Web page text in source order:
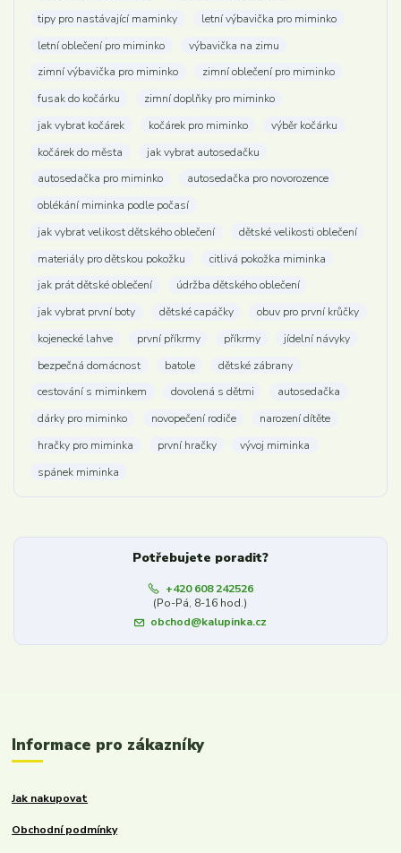
tipy pro nastávající maminky
letní výbavička pro miminko
letní oblečení pro miminko
výbavička na zimu
zimní výbavička pro miminko
zimní oblečení pro miminko
fusak do kočárku
zimní doplňky pro miminko
jak vybrat kočárek
kočárek pro miminko
výběr kočárku
kočárek do města
jak vybrat autosedačku
autosedačka pro miminko
autosedačka pro novorozence
oblékání miminka podle počasí
jak vybrat velikost dětského oblečení
dětské velikosti oblečení
materiály pro dětskou pokožku
citlivá pokožka miminka
jak prát dětské oblečení
údržba dětského oblečení
jak vybrat první boty
dětské capáčky
obuv pro první krůčky
kojenecké lahve
první příkrmy příkrmy
jídelní návyky
bezpečná domácnost
batole
dětské zábrany
cestování s miminkem
dovolená s dětmi
autosedačka
dárky pro miminko
novopečení rodiče
narození dítěte
hračky pro miminka
první hračky
vývoj miminka
spánek miminka
Potřebujete poradit?
+420 608 242526
(Po-Pá, 8-16 hod.)
obchod@kalupinka.cz
Informace pro zákazníky
Jak nakupovat
Obchodní podmínky